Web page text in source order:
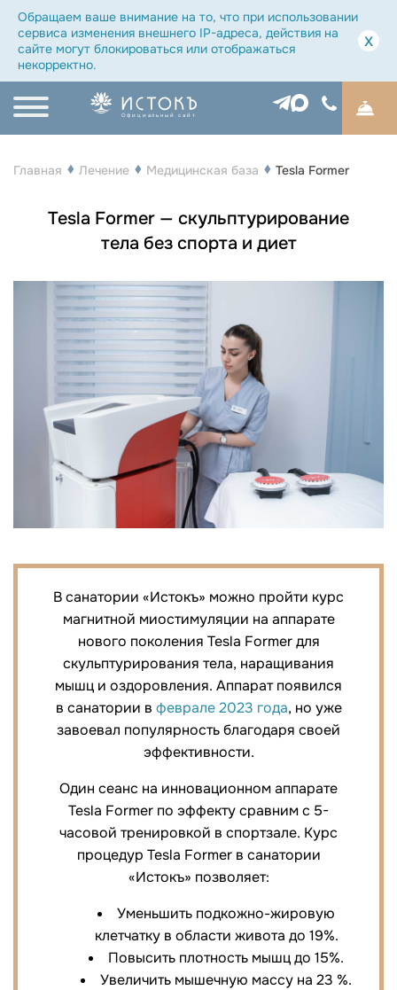
Обращаем ваше внимание на то, что при использовании
сервиса изменения внешнего IP-адреса, действия на
сайте могут блокироваться или отображаться
некорректно.
x
Официальный сайт
Главная Лечение Медицинская база Tesla Former
Tesla Former — скульптурирование
тела без спорта и диет
В санатории «Истокъ» можно пройти курс
магнитной миостимуляции на аппарате
нового поколения Tesla Former для
скульптурирования тела, наращивания
мышц и оздоровления. Аппарат появился
в санатории в феврале 2023 года, но уже
завоевал популярность благодаря своей
эффективности.
Один сеанс на инновационном аппарате
Tesla Former по эффекту сравним с 5-
часовой тренировкой в спортзале. Курс
процедур Tesla Former в санатории
«Истокъ» позволяет:
Уменьшить подкожно-жировую
клетчатку в области живота до 19%.
Повысить плотность мышц до 15%.
Увеличить мышечную массу на 23 %.